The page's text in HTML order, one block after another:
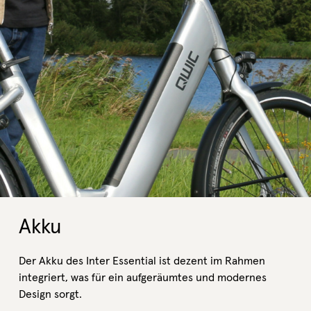
Akku
Der Akku des Inter Essential ist dezent im Rahmen
integriert, was für ein aufgeräumtes und modernes
Design sorgt.